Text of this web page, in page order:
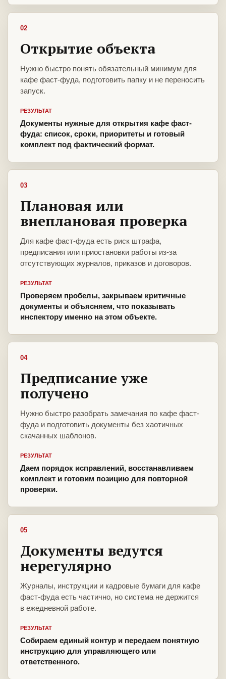
02
Открытие объекта
Нужно быстро понять обязательный минимум для
кафе фаст-фуда, подготовить папку и не переносить
запуск.
РЕЗУЛЬТАТ
Документы нужные для открытия кафе фаст-
фуда: список, сроки, приоритеты и готовый
комплект под фактический формат.
03
Плановая или
внеплановая проверка
Для кафе фаст-фуда есть риск штрафа,
предписания или приостановки работы из-за
отсутствующих журналов, приказов и договоров.
РЕЗУЛЬТАТ
Проверяем пробелы, закрываем критичные
документы и объясняем, что показывать
инспектору именно на этом объекте.
04
Предписание уже
получено
Нужно быстро разобрать замечания по кафе фаст-
фуда и подготовить документы без хаотичных
скачанных шаблонов.
РЕЗУЛЬТАТ
Даем порядок исправлений, восстанавливаем
комплект и готовим позицию для повторной
проверки.
05
Документы ведутся
нерегулярно
Журналы, инструкции и кадровые бумаги для кафе
фаст-фуда есть частично, но система не держится
в ежедневной работе.
РЕЗУЛЬТАТ
Собираем единый контур и передаем понятную
инструкцию для управляющего или
ответственного.